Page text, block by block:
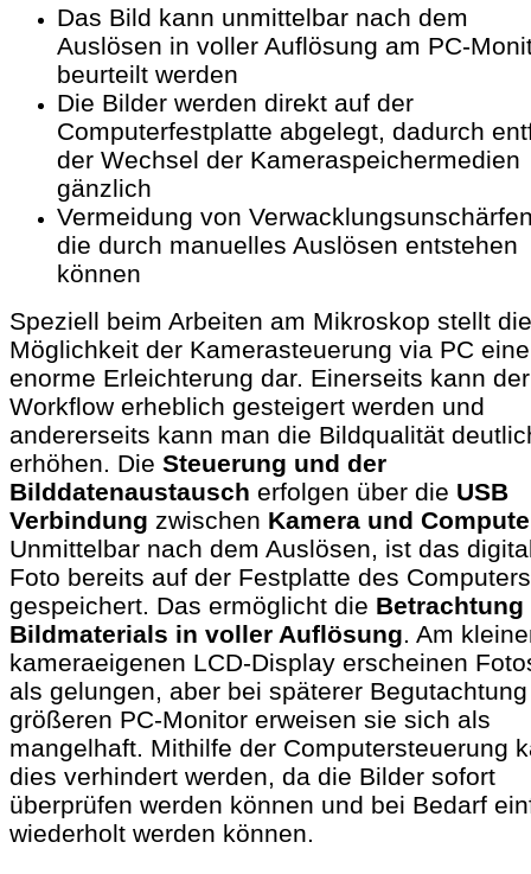
Das Bild kann unmittelbar nach dem
Auslösen in voller Auflösung am PC-
beurteilt werden
Die Bilder werden direkt auf der
Computerfestplatte abgelegt, dadurch
der Wechsel der Kameraspeichermedien
gänzlich
Vermeidung von
die durch manuelles Auslösen entstehen
können
Speziell beim Arbeiten am Mikroskop stellt die
Möglichkeit der Kamerasteuerung via PC eine
enorme Erleichterung dar. Einerseits kann der
Workflow erheblich gesteigert werden und
andererseits kann man die Bildqualität
erhöhen. Die Steuerung und der
Bilddatenaustausch erfolgen über die USB
Verbindung zwischen Kamera und
Unmittelbar nach dem Auslösen, ist das
Foto bereits auf der Festplatte des Computers
gespeichert. Das ermöglicht die Betrachtung
Bildmaterials in voller Auflösung. Am
kameraeigenen LCD-Display erscheinen
als gelungen, aber bei späterer
größeren PC-Monitor erweisen sie sich als
mangelhaft. Mithilfe der Computersteuerung
dies verhindert werden, da die Bilder sofort
überprüfen werden können und bei Bedarf
wiederholt werden können.